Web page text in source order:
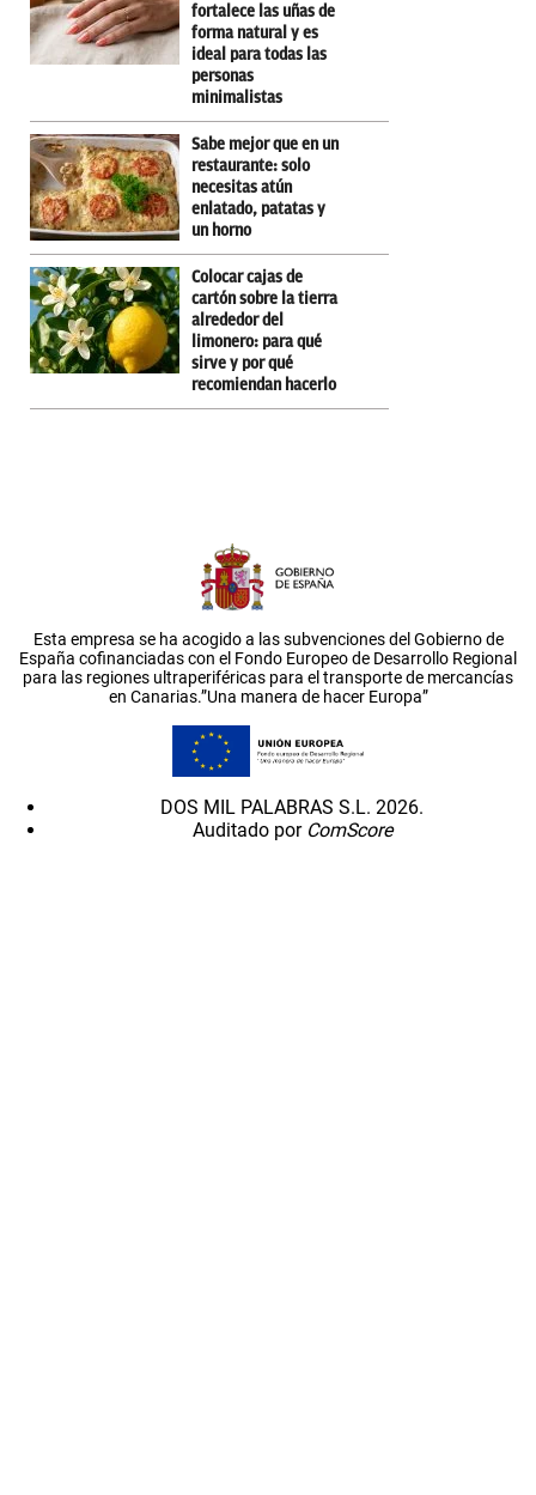
fortalece las uñas de
forma natural y es
ideal para todas las
personas
minimalistas
Sabe mejor que en un
restaurante: solo
necesitas atún
enlatado, patatas y
un horno
Colocar cajas de
cartón sobre la tierra
alrededor del
limonero: para qué
sirve y por qué
recomiendan hacerlo
Esta empresa se ha acogido a las subvenciones del Gobierno de
España cofinanciadas con el Fondo Europeo de Desarrollo Regional
para las regiones ultraperiféricas para el transporte de mercancías
en Canarias.”Una manera de hacer Europa”
DOS MIL PALABRAS S.L. 2026.
Auditado por ComScore